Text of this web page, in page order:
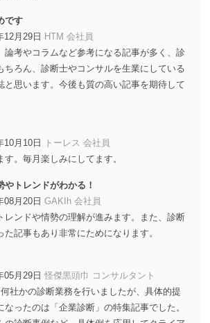
合に、当該ファイルへのパスワードを
います。
ジメントシステムの継続的改善
査及びマネジメントレビューの機会を通
保護マネジメントシステムを継続的に改
の状態を維持します。
け窓口
及び当社の個人情報保護マネジメントシ
に対応させていただきます。
マガジンサービス 個人情報問い合わせ
月20日
月1日
です
12月29日 HTM 会社員
論考やコラムなど参考になる記事が多く、診
ちろん、診断士やコンサルを生業にしている
と思います。今後も質の高い記事を期待して
10月10日
トーレス 会社員
。毎月楽しみにしてます。
トレンドがわかる！
08月20日 GAKIh 会社員
レンドや情勢の理解が進みます。また、診断
記事もあり非常にためになります。
05月29日 怪傑黒頭巾 コンサルタント
社かの診断業務を行いましたが、具体的提
ったのは「企業診断」の特集記事でした。